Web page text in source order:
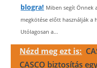
blogra! Miben segít Önnek
megkötése előtt használják a
Utólagosan a...
Nézd meg ezt is:
CASCO biztosítás